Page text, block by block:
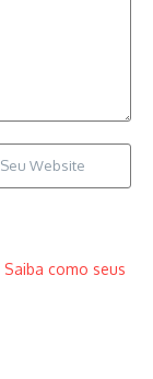
Saiba como seus